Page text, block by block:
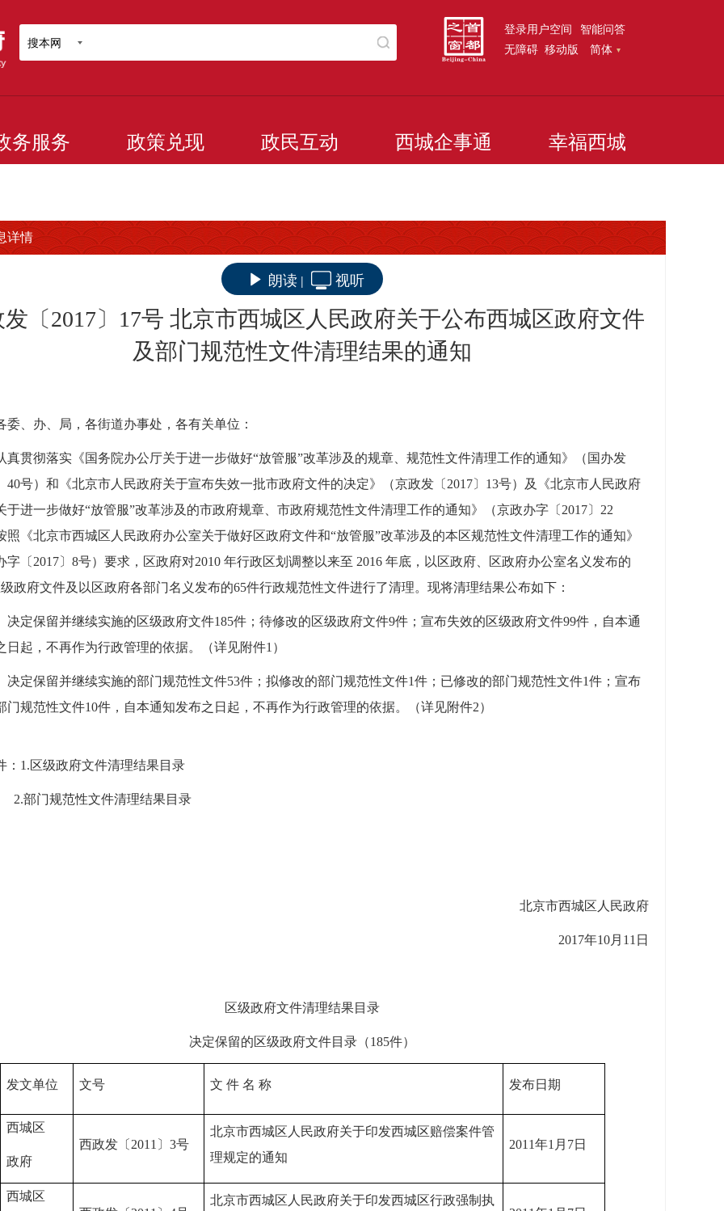
搜本网
登录用户空间 智能问答
无障碍 移动版 简体
务服务 政策兑现 政民互动 西城企事通 幸福西城
详情
朗读 | 视听
〔2017〕17号 北京市西城区人民政府关于公布西城区政府文件
及部门规范性文件清理结果的通知
委、办、局，各街道办事处，各有关单位：
真贯彻落实《国务院办公厅关于进一步做好“放管服”改革涉及的规章、规范性文件清理工作的通知》（国办发
〕40号）和《北京市人民政府关于宣布失效一批市政府文件的决定》（京政发〔2017〕13号）及《北京市人民政府
于进一步做好“放管服”改革涉及的市政府规章、市政府规范性文件清理工作的通知》（京政办字〔2017〕22
照《北京市西城区人民政府办公室关于做好区政府文件和“放管服”改革涉及的本区规范性文件清理工作的通知》
字〔2017〕8号）要求，区政府对2010 年行政区划调整以来至 2016 年底，以区政府、区政府办公室名义发布的
政府文件及以区政府各部门名义发布的65件行政规范性文件进行了清理。现将清理结果公布如下：
决定保留并继续实施的区级政府文件185件；待修改的区级政府文件9件；宣布失效的区级政府文件99件，自本通
日起，不再作为行政管理的依据。（详见附件1）
决定保留并继续实施的部门规范性文件53件；拟修改的部门规范性文件1件；已修改的部门规范性文件1件；宣布
门规范性文件10件，自本通知发布之日起，不再作为行政管理的依据。（详见附件2）
：1.区级政府文件清理结果目录
门规范性文件清理结果目录
北京市西城区人民政府
2017年10月11日
区级政府文件清理结果目录
决定保留的区级政府文件目录（185件）
发文单位 文号 文 件 名 称 发布日期
西城区
政府
西政发〔2011〕3号
北京市西城区人民政府关于印发西城区赔偿案件管
理规定的通知
2011年1月7日
西城区
北京市西城区人民政府关于印发西城区行政强制执